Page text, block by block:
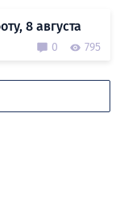
8 августа
0 795